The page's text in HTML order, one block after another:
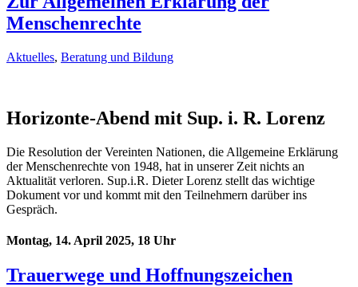
Menschenrechte
Aktuelles, Beratung und Bildung
Horizonte-Abend mit Sup. i. R. Lorenz
Die Resolution der Vereinten Nationen, die Allgemeine Erklärung
der Menschenrechte von 1948, hat in unserer Zeit nichts an
Aktualität verloren. Sup.i.R. Dieter Lorenz stellt das wichtige
Dokument vor und kommt mit den Teilnehmern darüber ins
Gespräch.
Montag, 14. April 2025, 18 Uhr
Trauerwege und Hoffnungszeichen